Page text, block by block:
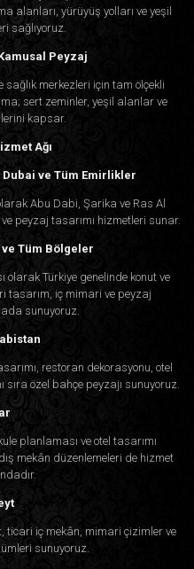
alanları, yürüyüş yolları ve yeşil
sağlıyoruz.
Peyzaj
sağlık merkezleri için tam ölçekli
sert zeminler, yeşil alanlar ve
kapsar.
Ağı
ve Tüm Emirlikler
Abu Dabi, Şarika ve Ras Al
peyzaj tasarımı hizmetleri sunar.
Tüm Bölgeler
Türkiye genelinde konut ve
tasarım, iç mimari ve peyzaj
sunuyoruz.
restoran dekorasyonu, otel
özel bahçe peyzajı sunuyoruz.
planlaması ve otel tasarımı
mekân düzenlemeleri de hizmet
ticari iç mekân, mimari çizimler ve
sunuyoruz.